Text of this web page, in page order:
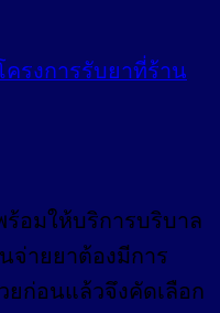
ครงการรับยาที่ร้าน
อมให้บริการบริบาล
จ่ายยาต้องมีการ
ก่อนแล้วจึงคัดเลือก